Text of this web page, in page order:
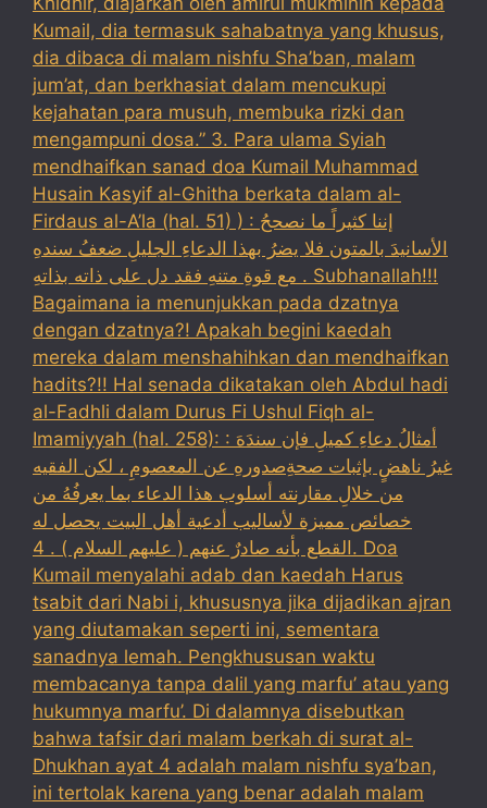
Kumail, dia termasuk sahabatnya yang khusus,
dia dibaca di malam nishfu Sha’ban, malam
jum’at, dan berkhasiat dalam mencukupi
kejahatan para musuh, membuka rizki dan
mengampuni dosa.” 3. Para ulama Syiah
mendhaifkan sanad doa Kumail Muhammad
Husain Kasyif al-Ghitha berkata dalam al-
Firdaus al-A’la (hal. 51) ) : إننا كثيراً ما نصححُ
الأسانيدَ بالمتون فلا يضرُ بهذا الدعاءِ الجليلِ ضعفُ سندهِ
مع قوةِ متنهِ فقد دل على ذاته بذاتهِ . Subhanallah!!!
Bagaimana ia menunjukkan pada dzatnya
dengan dzatnya?! Apakah begini kaedah
mereka dalam menshahihkan dan mendhaifkan
hadits?!! Hal senada dikatakan oleh Abdul hadi
al-Fadhli dalam Durus Fi Ushul Fiqh al-
Imamiyyah (hal. 258): : أمثالُ دعاءِ كميلِ فإن سندَهَ
غيرُ ناهضٍ بإثبات صحةِصدورهِ عن المعصومِ ، لكن الفقيه
من خلالِ مقارنته أسلوب هذا الدعاء بما يعرفُهُ من
خصائص مميزة لأساليب أدعية أهل البيت يحصل له
القطع بأنه صادرٌ عنهم ( عليهم السلام ) . 4. Doa
Kumail menyalahi adab dan kaedah Harus
tsabit dari Nabi i, khususnya jika dijadikan ajran
yang diutamakan seperti ini, sementara
sanadnya lemah. Pengkhususan waktu
membacanya tanpa dalil yang marfu’ atau yang
hukumnya marfu’. Di dalamnya disebutkan
bahwa tafsir dari malam berkah di surat al-
Dhukhan ayat 4 adalah malam nishfu sya’ban,
ini tertolak karena yang benar adalah malam